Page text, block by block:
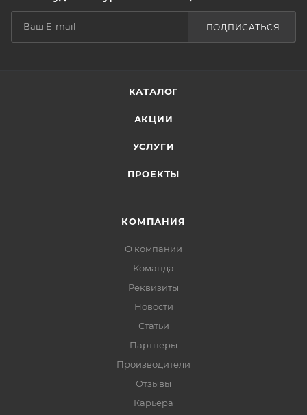
ПОДПИСАТЬСЯ
КАТАЛОГ
АКЦИИ
УСЛУГИ
ПРОЕКТЫ
КОМПАНИЯ
О компании
Команда
Реквизиты
Новости
Статьи
Партнеры
Производители
Отзывы
Карьера